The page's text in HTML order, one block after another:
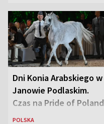
Dni Konia Arabskiego w
Janowie Podlaskim.
Czas na Pride of Poland
POLSKA